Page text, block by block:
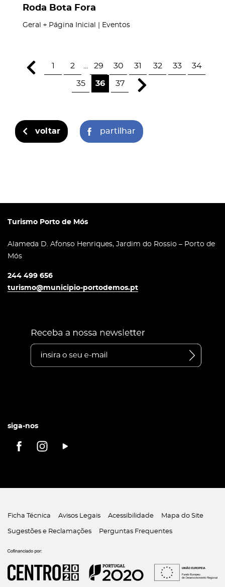
Roda Bota Fora
Geral Página Inicial | Eventos
1 2 29 30 31 32 33 34
35 36 37
voltar partilhar
Turismo Porto de Mós
Alameda D. Afonso Henriques, Jardim do Rossio – Porto de
Mós
244 499 656
turismo@municipio-portodemos.pt
siga-nos
Ficha Técnica Avisos Legais Acessibilidade Mapa do Site
Sugestões e Reclamações Perguntas Frequentes